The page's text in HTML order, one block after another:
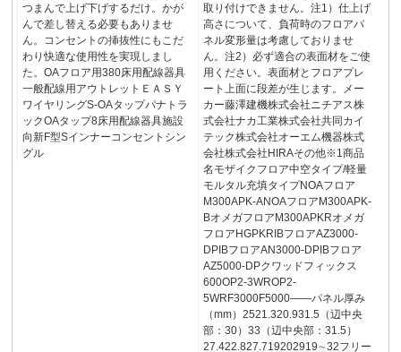
つまんで上げ下げするだけ。かが
んで差し替える必要もありませ
ん。コンセントの挿抜性にもこだ
わり快適な使用性を実現しまし
た。OAフロア用380床用配線器具
一般配線用アウトレットＥＡＳＹ
ワイヤリングS-OAタップパナトラ
ックOAタップ8床用配線器具施設
向新F型Sインナーコンセントシン
グル
取り付けできません。注1）仕上げ
高さについて、負荷時のフロアパ
ネル変形量は考慮しておりませ
ん。注2）必ず適合の表面材をご使
用ください。表面材とフロアプレ
ート上面に段差が生じます。メー
カー藤澤建機株式会社ニチアス株
式会社ナカ工業株式会社共同カイ
テック株式会社オーエム機器株式
会社株式会社HIRAその他※1商品
名モザイクフロア中空タイプ/軽量
モルタル充填タイプNOAフロア
M300APK-ANOAフロアM300APK-
BオメガフロアM300APKRオメガ
フロアHGPKRIBフロアAZ3000-
DPIBフロアAN3000-DPIBフロア
AZ5000-DPクワッドフィックス
600OP2-3WROP2-
5WRF3000F5000――パネル厚み
（mm）2521.320.931.5（辺中央
部：30）33（辺中央部：31.5）
27.422.827.719202919∼32フリー